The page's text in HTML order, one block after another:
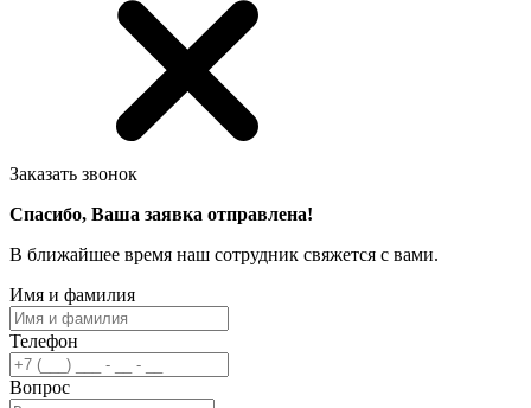
Заказать звонок
Спасибо, Ваша заявка отправлена!
В ближайшее время наш сотрудник свяжется с вами.
Имя и фамилия
Телефон
Вопрос